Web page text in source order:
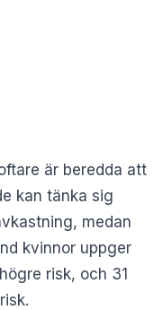
är beredda att
kan tänka sig
medan
kvinnor uppger
risk, och 31